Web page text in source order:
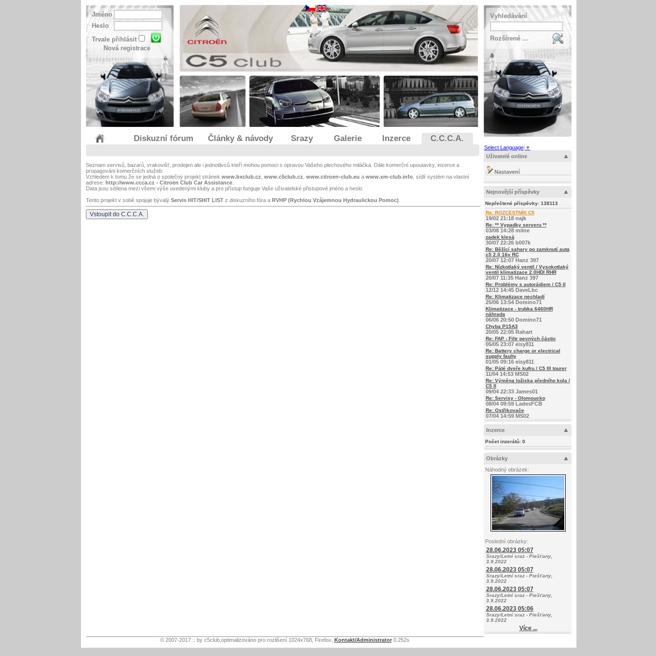
Jméno
Heslo
Trvale přihlásit
Nová registrace
Vyhledávání
Rozšírené ...
Diskuzní fórum Články & návody Srazy Galerie Inzerce C.C.C.A.
Seznam servisů, bazarů, vrakovišť, prodejen ale i jednotlivců kteří mohou pomoci s opravou Vašeho plechového miláčka. Dále komerční upoutavky, inzerce a
propagováni komerčních služeb.
Vzhledem k tomu že se jedná o společný projekt stránek www.bxclub.cz www.c5club.cz www.citroen-club.eu a www.xm-club.info, sídlí systém na vlastní
adrese: http://www.ccca.cz - Citroën Club Car Assistance.
Data jsou sdílena mezi všemi výše uvedenými kluby a pro přístup funguje Vaše uživatelské přistupové jméno a heslo.
Tento projekt v sobě spojuje bývalý Servis HIT/SHIT LISTz diskuzního fóra a RVHP (Rychlou Vzájemnou Hydraulickou Pomoc)
Select Language ▼
Uživatelé online
Nastavení
Nejnovější příspěvky
Nepřečtené příspěvky: 138113
Re: ROZCESTNÍK C5
19/02 21:18 najk
Re: ** Vypadky serveru **
03/08 14:28 milne
zadek klesá
30/07 22:26 b007k
Re: Běžící sahary po zamknutí auta
c5 2.0 16v RC
20/07 12:07 Hanz 397
Re: Nízkotlaký ventil / Vysokotlaký
ventil klimatizace 2.0HDI RHR
20/07 11:35 Hanz 397
Re: Problémy s autorádiem / C5 II
12/12 14:45 DaveLbc
Re: Klimatizace nechladí
25/06 13:54 Domino71
Klimatizace - trubka 6460HR
náhrada
06/06 20:50 Domino71
Chyba P15A3
20/05 22:05 Rahart
Re: FAP - Filtr pevných částic
05/05 23:07 eisy811
Re: Battery charge or electrical
supply faulty
01/05 09:16 eisy811
Re: Páté dveře kufru / C5 III tourer
11/04 14:53 MS02
Re: Výměna ložiska předního kola /
C5 II
09/04 22:33 James01
Re: Servisy - Olomoucko
08/04 09:59 LadesFCB
Re: Ostřikovače
07/04 14:59 MS02
Inzerce
Počet inzerátů: 0
Obrázky
Náhodný obrázek:
Poslední obrázky:
28.06.2023 05:07
Srazy/Letní sraz - Piešťany,
3.9.2022
28.06.2023 05:07
Srazy/Letní sraz - Piešťany,
3.9.2022
28.06.2023 05:07
Srazy/Letní sraz - Piešťany,
3.9.2022
28.06.2023 05:06
Srazy/Letní sraz - Piešťany,
3.9.2022
Více ...
© 2007-2017 :: by c5club,optimalizováno pro rozlišení 1024x768, Firefox, Kontakt/Administrator 0.252s